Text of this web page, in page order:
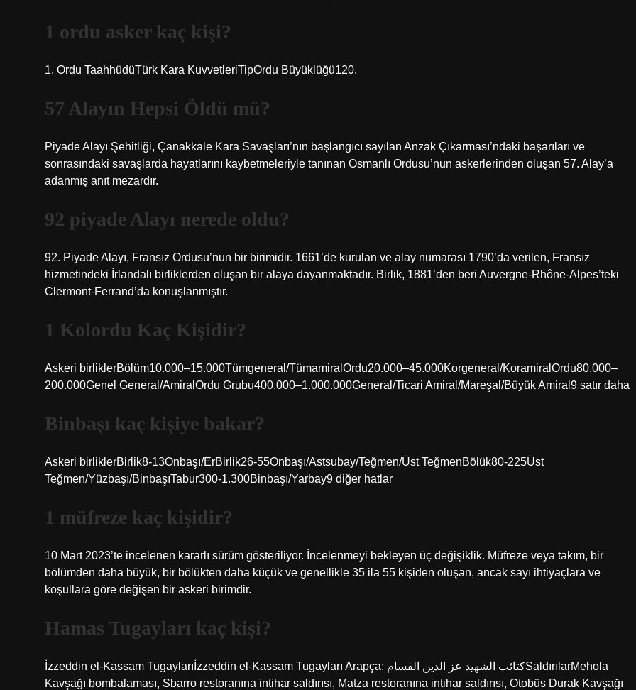
1 ordu asker kaç kişi?
1. Ordu TaahhüdüTürk Kara KuvvetleriTipOrdu Büyüklüğü120.
57 Alayın Hepsi Öldü mü?
Piyade Alayı Şehitliği, Çanakkale Kara Savaşları’nın başlangıcı sayılan Anzak Çıkarması’ndaki başarıları ve
sonrasındaki savaşlarda hayatlarını kaybetmeleriyle tanınan Osmanlı Ordusu’nun askerlerinden oluşan 57. Alay’a
adanmış anıt mezardır.
92 piyade Alayı nerede oldu?
92. Piyade Alayı, Fransız Ordusu’nun bir birimidir. 1661’de kurulan ve alay numarası 1790’da verilen, Fransız
hizmetindeki İrlandalı birliklerden oluşan bir alaya dayanmaktadır. Birlik, 1881’den beri Auvergne-Rhône-Alpes’teki
Clermont-Ferrand’da konuşlanmıştır.
1 Kolordu Kaç Kişidir?
Askeri birliklerBölüm10.000–15.000Tümgeneral/TümamiralOrdu20.000–45.000Korgeneral/KoramiralOrdu80.000–
200.000Genel General/AmiralOrdu Grubu400.000–1.000.000General/Ticari Amiral/Mareşal/Büyük Amiral9 satır daha
Binbaşı kaç kişiye bakar?
Askeri birliklerBirlik8-13Onbaşı/ErBirlik26-55Onbaşı/Astsubay/Teğmen/Üst TeğmenBölük80-225Üst
Teğmen/Yüzbaşı/BinbaşıTabur300-1.300Binbaşı/Yarbay9 diğer hatlar
1 müfreze kaç kişidir?
10 Mart 2023’te incelenen kararlı sürüm gösteriliyor. İncelenmeyi bekleyen üç değişiklik. Müfreze veya takım, bir
bölümden daha büyük, bir bölükten daha küçük ve genellikle 35 ila 55 kişiden oluşan, ancak sayı ihtiyaçlara ve
koşullara göre değişen bir askeri birimdir.
Hamas Tugayları kaç kişi?
İzzeddin el-Kassam Tugaylarıİzzeddin el-Kassam Tugayları Arapça: كتائب الشهيد عز الدين القسامSaldırılarMehola
Kavşağı bombalaması, Sbarro restoranına intihar saldırısı, Matza restoranına intihar saldırısı, Otobüs Durak Kavşağı